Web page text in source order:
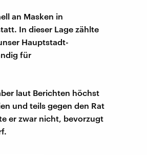
an Masken in
In dieser Lage zählte
Hauptstadt-
für
laut Berichten höchst
und teils gegen den Rat
er zwar nicht, bevorzugt